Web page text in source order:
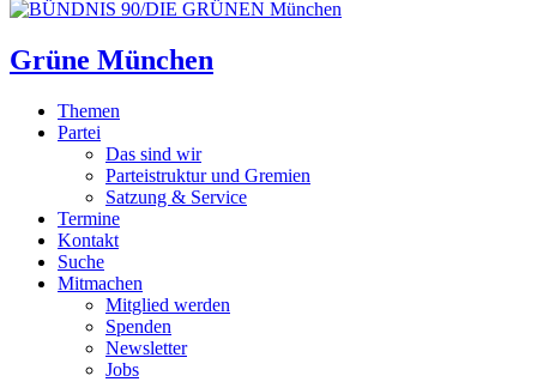
Grüne München
Themen
Partei
Das sind wir
Parteistruktur und Gremien
Satzung & Service
Termine
Kontakt
Suche
Mitmachen
Mitglied werden
Spenden
Newsletter
Jobs